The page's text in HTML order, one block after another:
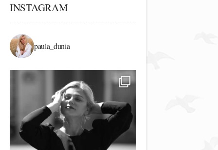
INSTAGRAM
paula_dunia